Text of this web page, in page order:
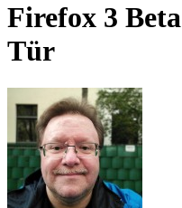
Firefox 3
Tür